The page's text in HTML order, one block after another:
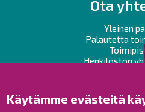
Käytämme evästeitä
Ota
Yleinen
Palautetta
Henkilöstön
Raahe